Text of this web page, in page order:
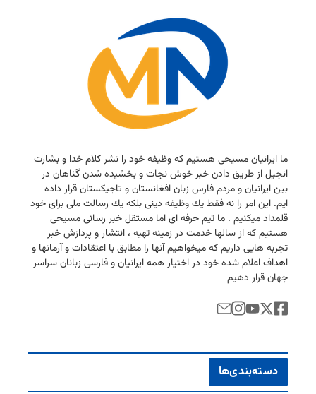
ما ایرانیان مسیحی هستیم كه وظیفه خود را نشر كلام خدا و بشارت
انجیل از طریق دادن خبر خوش نجات و بخشیده شدن گناهان در
بین ایرانیان و مردم فارس زبان افغانستان و تاجیكستان قرار داده
ایم. این امر را نه فقط یك وظیفه دینی بلكه یك رسالت ملی برای خود
قلمداد میكنیم . ما تیم حرفه ای اما مستقل خبر رسانی مسیحی
هستیم كه از سالها خدمت در زمینه تهیه ، انتشار و پردازش خبر
تجربه هایی داریم كه میخواهیم آنها را مطابق با اعتقادات و آرمانها و
اهداف اعلام شده خود در اختیار همه ایرانیان و فارسی زبانان سراسر
جهان قرار دهیم
دسته‌بندی‌ها